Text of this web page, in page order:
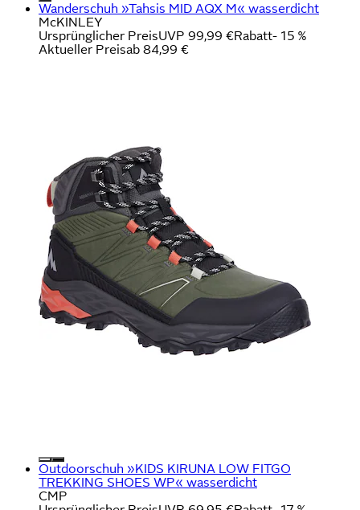
Wanderschuh »Tahsis MID AQX M« wasserdicht
McKINLEY
Ursprünglicher PreisUVP 99,99 €Rabatt- 15 %
Aktueller Preisab 84,99 €
Outdoorschuh »KIDS KIRUNA LOW FITGO
TREKKING SHOES WP« wasserdicht
CMP